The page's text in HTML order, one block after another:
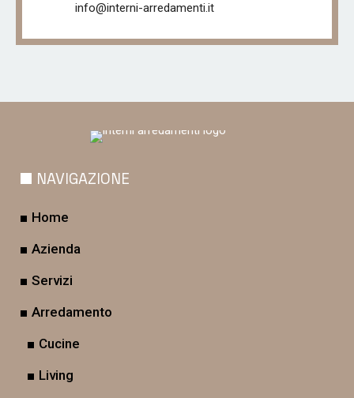
info@interni-arredamenti.it
NAVIGAZIONE
Home
Azienda
Servizi
Arredamento
Cucine
Living